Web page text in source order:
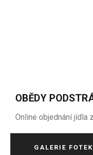
OBĚDY
Online objednání jídla
GALERIE FOTEK